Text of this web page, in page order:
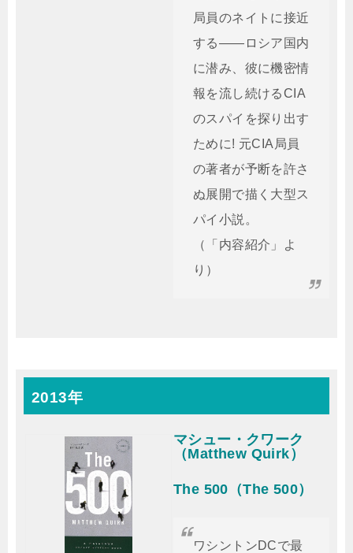
局員のネイトに接近
する――ロシア国内
に潜み、彼に機密情
報を流し続けるCIA
のスパイを探り出す
ために! 元CIA局員
の著者が予断を許さ
ぬ展開で描く大型ス
パイ小説。
（「内容紹介」よ
り）
2013年
マシュー・クワーク
（Matthew Quirk）
The 500（The 500）
ワシントンDCで最